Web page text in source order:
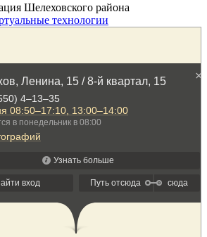
Шелеховского района
технологии